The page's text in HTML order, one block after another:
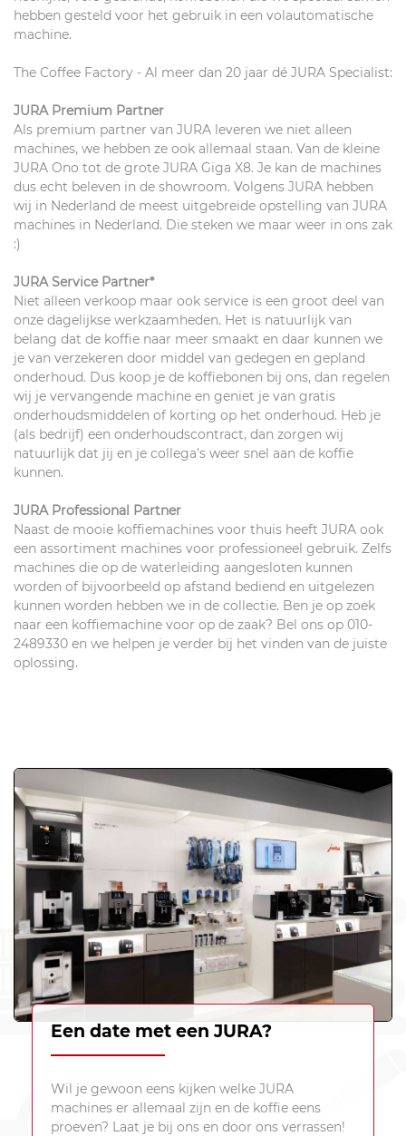
hebben gesteld voor het gebruik in een volautomatische
machine.
The Coffee Factory - Al meer dan 20 jaar dé JURA Specialist:
JURA Premium Partner
Als premium partner van JURA leveren we niet alleen
machines, we hebben ze ook allemaal staan. Van de kleine
JURA Ono tot de grote JURA Giga X8. Je kan de machines
dus echt beleven in de showroom. Volgens JURA hebben
wij in Nederland de meest uitgebreide opstelling van JURA
machines in Nederland. Die steken we maar weer in ons zak
:)
JURA Service Partner*
Niet alleen verkoop maar ook service is een groot deel van
onze dagelijkse werkzaamheden. Het is natuurlijk van
belang dat de koffie naar meer smaakt en daar kunnen we
je van verzekeren door middel van gedegen en gepland
onderhoud. Dus koop je de koffiebonen bij ons, dan regelen
wij je vervangende machine en geniet je van gratis
onderhoudsmiddelen of korting op het onderhoud. Heb je
(als bedrijf) een onderhoudscontract, dan zorgen wij
natuurlijk dat jij en je collega's weer snel aan de koffie
kunnen.
JURA Professional Partner
Naast de mooie koffiemachines voor thuis heeft JURA ook
een assortiment machines voor professioneel gebruik. Zelfs
machines die op de waterleiding aangesloten kunnen
worden of bijvoorbeeld op afstand bediend en uitgelezen
kunnen worden hebben we in de collectie. Ben je op zoek
naar een koffiemachine voor op de zaak? Bel ons op 010-
2489330 en we helpen je verder bij het vinden van de juiste
oplossing.
Een date met een JURA?
Wil je gewoon eens kijken welke JURA
machines er allemaal zijn en de koffie eens
proeven? Laat je bij ons en door ons verrassen!